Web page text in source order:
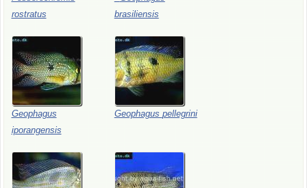
rostratus
brasiliensis
Geophagus
iporangensis
Geophagus pellegrini